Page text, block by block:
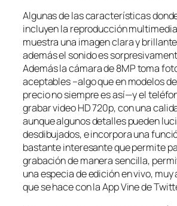
Algunas de las características
incluyen la reproducción
muestra una imagen clara y
además el sonido es
Además la cámara de 8MP toma
aceptables –algo que en modelos
precio no siempre es así—y el
grabar video HD 720p, con una
aunque algunos detalles pueden
desdibujados, e incorpora una
bastante interesante que permite
grabación de manera sencilla,
una especia de edición en vivo, muy
que se hace con la App Vine de